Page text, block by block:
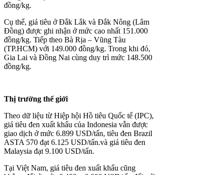
đồng/kg.
Cụ thể, giá tiêu ở Đắk Lắk và Đắk Nông (Lâm
Đồng) được ghi nhận ở mức cao nhất 151.000
đồng/kg. Tiếp theo Bà Rịa – Vũng Tàu
(TP.HCM) với 149.000 đồng/kg. Trong khi đó,
Gia Lai và Đồng Nai cùng duy trì mức 148.500
đồng/kg.
Thị trường thế giới
Theo dữ liệu từ Hiệp hội Hồ tiêu Quốc tế (IPC),
giá tiêu đen xuất khẩu của Indonesia vẫn được
giao dịch ở mức 6.899 USD/tấn, tiêu đen Brazil
ASTA 570 đạt 6.125 USD/tấn.và giá tiêu đen
Malaysia đạt 9.100 USD/tấn.
Tại Việt Nam, giá tiêu đen xuất khẩu cũng